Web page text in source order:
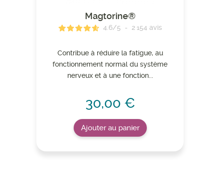
Magtorine®
4.6/5 - 2 154 avis
Contribue à réduire la fatigue, au
fonctionnement normal du système
nerveux et à une fonction...
30,00 €
Ajouter au panier